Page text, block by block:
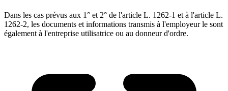
Dans les cas prévus aux 1° et 2° de l'article L. 1262-1 et à l'article L.
1262-2, les documents et informations transmis à l'employeur le sont
également à l'entreprise utilisatrice ou au donneur d'ordre.